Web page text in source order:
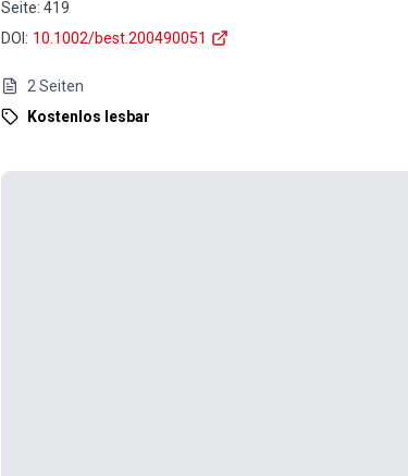
Seite: 419
DOI : 10.1002/best.200490051
2 Seiten
Kostenlos lesbar